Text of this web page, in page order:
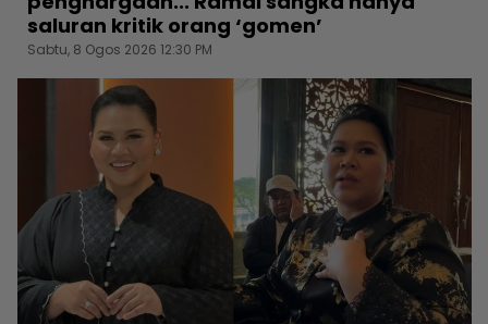
saluran kritik orang ‘gomen’
Sabtu, 8 Ogos 2026 12:30 PM